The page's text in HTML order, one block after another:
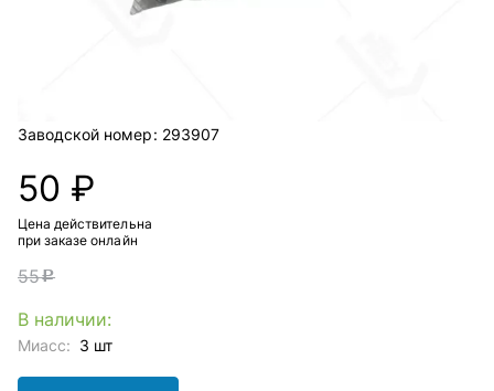
Заводской номер: 293907
50 ₽
Цена действительна
при заказе онлайн
55c
В наличии:
Миасс: 3 шт